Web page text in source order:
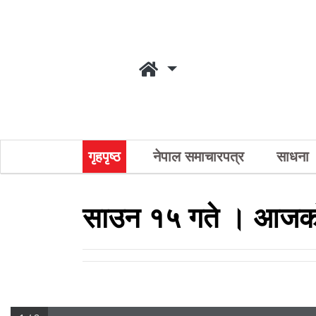
गृहपृष्ठ नेपाल समाचारपत्र साधना
साउन १५ गते ।